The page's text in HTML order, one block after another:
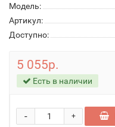
Модель:
Артикул:
Доступно:
5 055р.
Есть в наличии
+
-